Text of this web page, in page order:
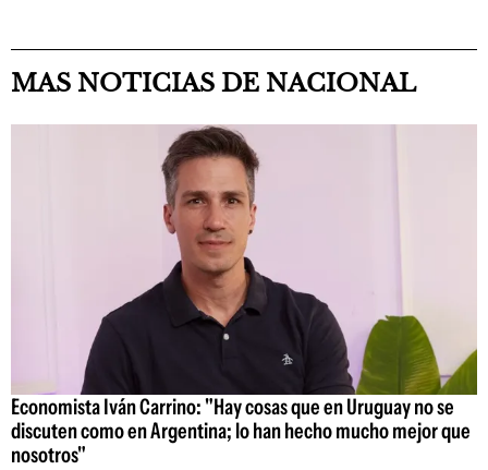
MAS NOTICIAS DE NACIONAL
Economista Iván Carrino: "Hay cosas que en Uruguay no se
discuten como en Argentina; lo han hecho mucho mejor que
nosotros"